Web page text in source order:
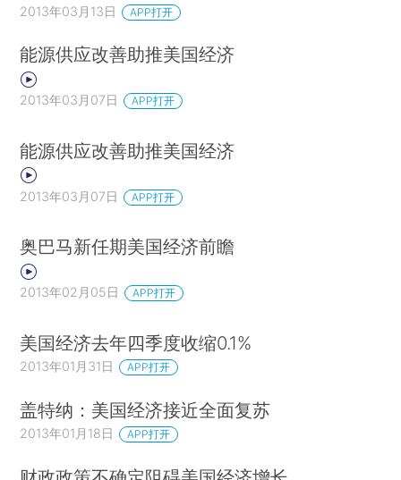
2013年03月13日 APP打开
能源供应改善助推美国经济
2013年03月07日 APP打开
能源供应改善助推美国经济
2013年03月07日 APP打开
奥巴马新任期美国经济前瞻
2013年02月05日 APP打开
美国经济去年四季度收缩0.1%
2013年01月31日 APP打开
盖特纳：美国经济接近全面复苏
2013年01月18日 APP打开